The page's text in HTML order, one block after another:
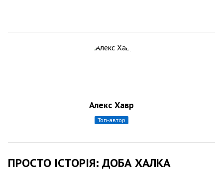
Алекс Хавр
топ-автор
ПРОСТО ІСТОРІЯ: ДОБА ХАЛКА